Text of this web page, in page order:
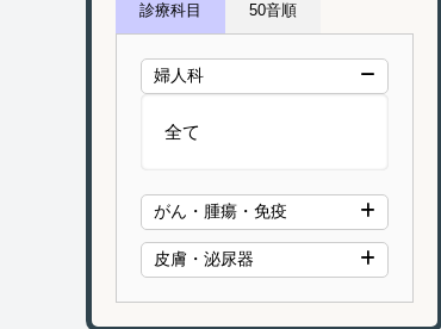
診療科目 50音順
婦人科
全て
がん・腫瘍・免疫
皮膚・泌尿器